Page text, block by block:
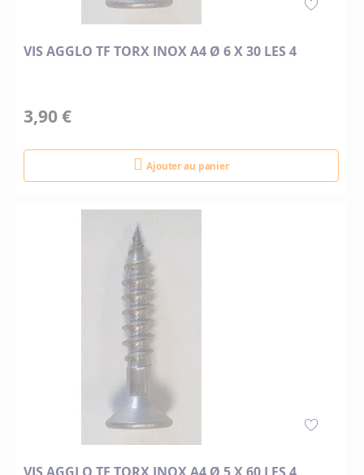
VIS AGGLO TF TORX INOX A4 Ø 6 X 30 LES 4
3,90 €
Ajouter au panier